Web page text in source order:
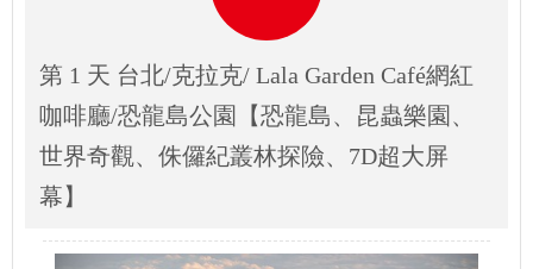
第 1 天 台北/克拉克/ Lala Garden Café網紅
咖啡廳/恐龍島公園【恐龍島、昆蟲樂園、
世界奇觀、侏儸紀叢林探險、7D超大屏
幕】